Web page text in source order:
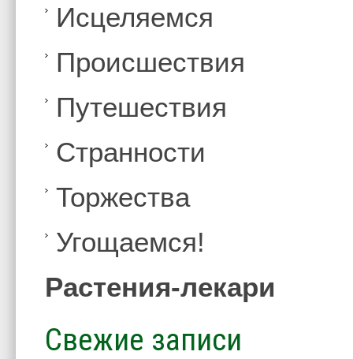
Иcцеляемся
Происшествия
Путешествия
Странности
Торжества
Угощаемся!
Растения-лекари
Свежие записи